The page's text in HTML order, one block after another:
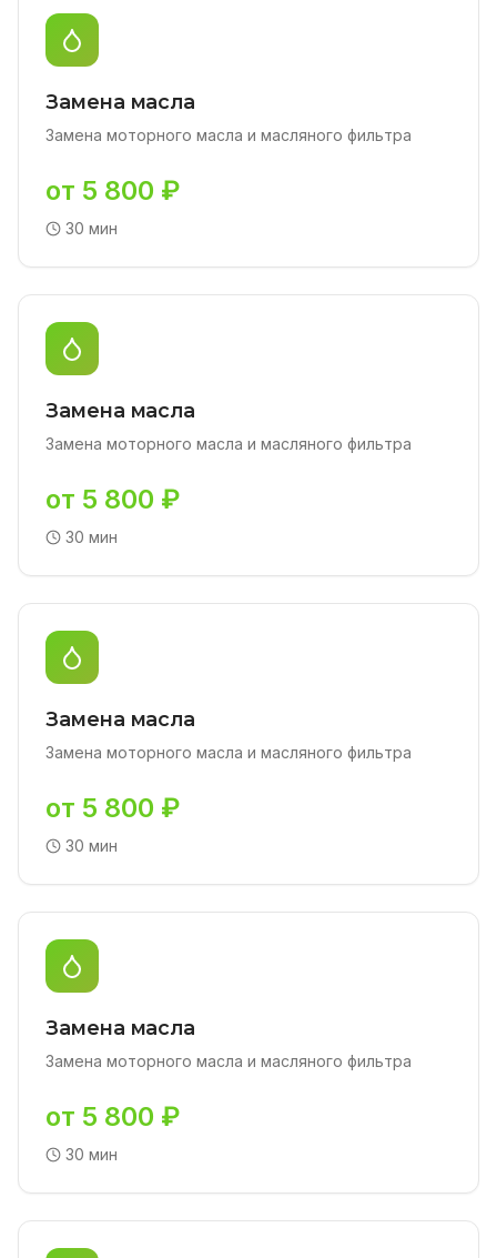
Замена масла
Замена моторного масла и масляного фильтра
от 5 800 ₽
30 мин
Замена масла
Замена моторного масла и масляного фильтра
от 5 800 ₽
30 мин
Замена масла
Замена моторного масла и масляного фильтра
от 5 800 ₽
30 мин
Замена масла
Замена моторного масла и масляного фильтра
от 5 800 ₽
30 мин